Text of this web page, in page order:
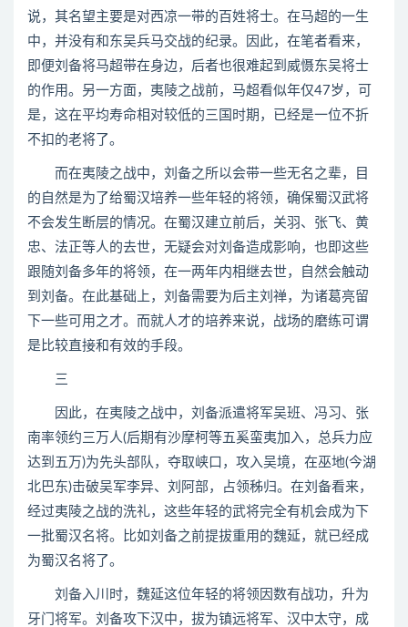
说，其名望主要是对西凉一带的百姓将士。在马超的一生
中，并没有和东吴兵马交战的纪录。因此，在笔者看来，
即便刘备将马超带在身边，后者也很难起到威慑东吴将士
的作用。另一方面，夷陵之战前，马超看似年仅47岁，可
是，这在平均寿命相对较低的三国时期，已经是一位不折
不扣的老将了。
而在夷陵之战中，刘备之所以会带一些无名之辈，目
的自然是为了给蜀汉培养一些年轻的将领，确保蜀汉武将
不会发生断层的情况。在蜀汉建立前后，关羽、张飞、黄
忠、法正等人的去世，无疑会对刘备造成影响，也即这些
跟随刘备多年的将领，在一两年内相继去世，自然会触动
到刘备。在此基础上，刘备需要为后主刘禅，为诸葛亮留
下一些可用之才。而就人才的培养来说，战场的磨练可谓
是比较直接和有效的手段。
三
因此，在夷陵之战中，刘备派遣将军吴班、冯习、张
南率领约三万人(后期有沙摩柯等五奚蛮夷加入，总兵力应
达到五万)为先头部队，夺取峡口，攻入吴境，在巫地(今湖
北巴东)击破吴军李异、刘阿部，占领秭归。在刘备看来，
经过夷陵之战的洗礼，这些年轻的武将完全有机会成为下
一批蜀汉名将。比如刘备之前提拔重用的魏延，就已经成
为蜀汉名将了。
刘备入川时，魏延这位年轻的将领因数有战功，升为
牙门将军。刘备攻下汉中，拔为镇远将军、汉中太守，成